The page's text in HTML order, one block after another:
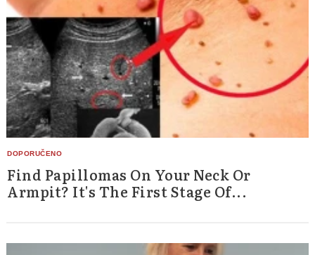
Find Papillomas On Your Neck Or
Armpit? It's The First Stage Of...